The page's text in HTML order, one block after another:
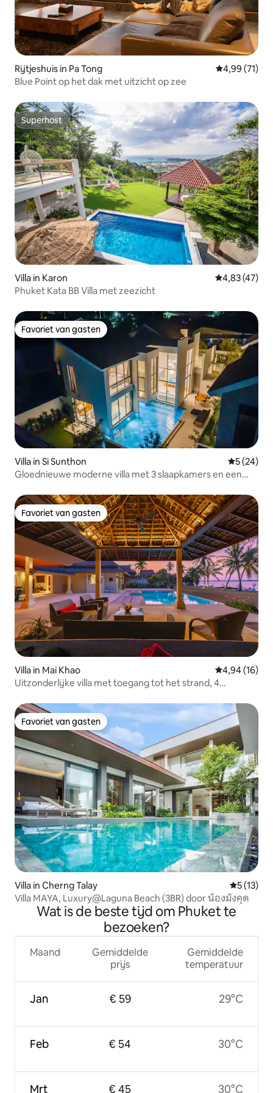
Rijtjeshuis in Pa Tong Gemiddelde
4,99 (71)
Blue Point op het dak met uitzicht op zee
Superhost
Superhost
Villa in Karon Gemiddelde
4,83 (47)
Phuket Kata BB Villa met zeezicht
Favoriet van gasten
Favoriet van gasten
Villa in Si Sunthon
5 (24)
Gloednieuwe moderne villa met 3 slaapkamers en een
Favoriet van gasten
Favoriet van gasten
Villa in Mai Khao Gemiddelde
4,94 (16)
Uitzonderlijke villa met toegang tot het strand, 4
Favoriet van gasten
Favoriet van gasten
Villa in Cherng Talay
5 (13)
Villa MAYA, Luxury@Laguna Beach (3BR) door น้องมังคุด
Wat is de beste tijd om Phuket te
bezoeken?
Maand
Jan
Feb
Mrt
Gemiddelde
prijs
€ 59
€ 54
€ 45
Gemiddelde
temperatuur
29°C
30°C
30°C